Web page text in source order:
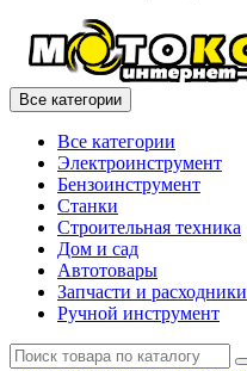
Все категории
Все категории
Электроинструмент
Бензоинструмент
Станки
Строительная техника
Дом и сад
Автотовары
Запчасти и расходники
Ручной инструмент